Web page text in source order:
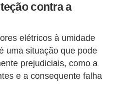
contra a
elétricos à umidade
uma situação que pode
prejudiciais, como a
e a consequente falha